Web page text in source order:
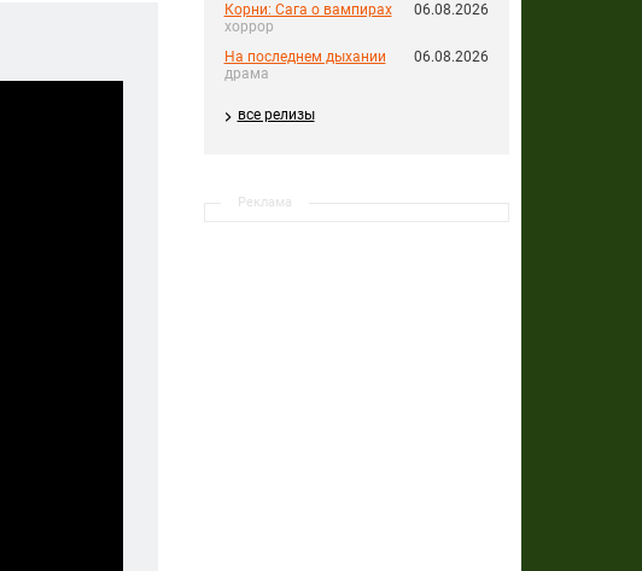
Корни: Сага о вампирах
хоррор
06.08.2026
На последнем дыхании
драма
06.08.2026
все релизы
Реклама